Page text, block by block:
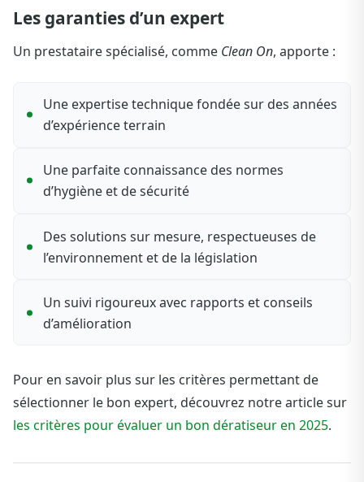
Les garanties d’un expert
Un prestataire spécialisé, comme Clean On, apporte :
Une expertise technique fondée sur des années
d’expérience terrain
Une parfaite connaissance des normes
d’hygiène et de sécurité
Des solutions sur mesure, respectueuses de
l’environnement et de la législation
Un suivi rigoureux avec rapports et conseils
d’amélioration
Pour en savoir plus sur les critères permettant de
sélectionner le bon expert, découvrez notre article sur
les critères pour évaluer un bon dératiseur en 2025.